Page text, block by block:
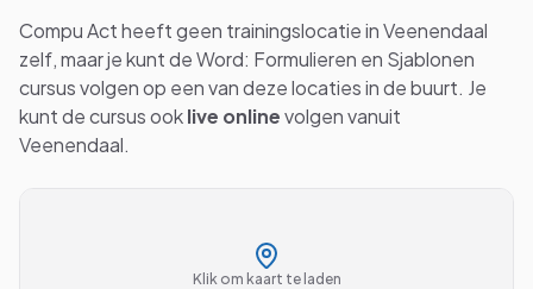
Compu Act heeft geen trainingslocatie inVeenendaal
zelf, maar je kunt deWord: Formulieren en Sjablonen
cursus volgen op een van deze locaties in de buurt. Je
kunt de cursus ooklive onlinevolgen vanuit
Veenendaal.
Klik om kaart te laden